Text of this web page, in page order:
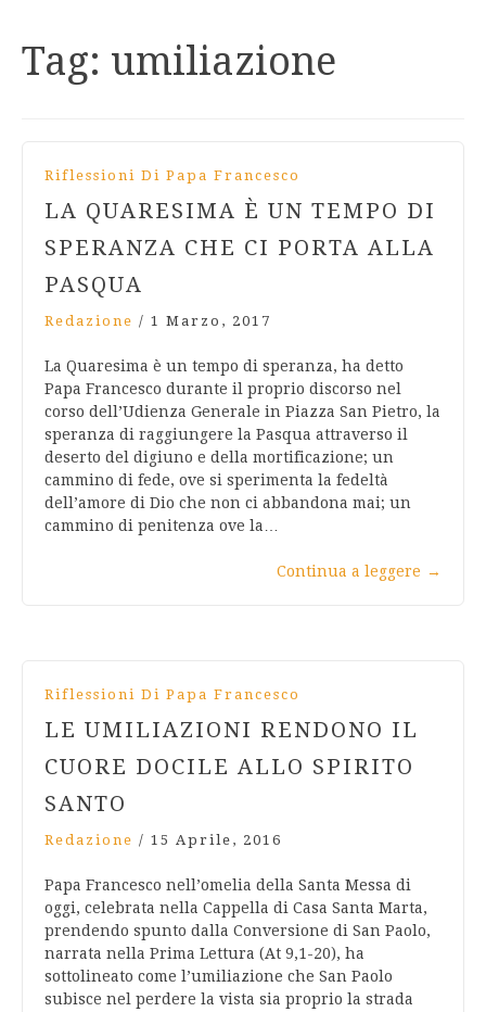
Tag: umiliazione
Riflessioni Di Papa Francesco
LA QUARESIMA È UN TEMPO DI
SPERANZA CHE CI PORTA ALLA
PASQUA
Redazione / 1 Marzo, 2017
La Quaresima è un tempo di speranza, ha detto
Papa Francesco durante il proprio discorso nel
corso dell’Udienza Generale in Piazza San Pietro, la
speranza di raggiungere la Pasqua attraverso il
‎deserto ‎del digiuno e della mortificazione; un
cammino di fede, ‎ove si sperimenta la ‎fedeltà
dell’amore di Dio che non ci ‎abbandona mai; un
cammino di penitenza ove ‎la…
Continua a leggere →
Riflessioni Di Papa Francesco
LE UMILIAZIONI RENDONO IL
CUORE DOCILE ALLO SPIRITO
SANTO
Redazione / 15 Aprile, 2016
Papa Francesco nell’omelia della Santa Messa di
oggi, celebrata nella Cappella di Casa Santa Marta,
prendendo spunto dalla Conversione di San Paolo,
narrata nella Prima Lettura (At 9,1-20), ha
sottolineato come l’umiliazione che San Paolo
subisce nel perdere la vista sia proprio la strada